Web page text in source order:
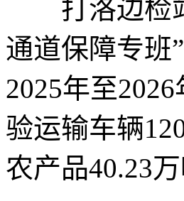
打洛边检站
通道保障专班
2025年至
验运输车辆
农产品40.23